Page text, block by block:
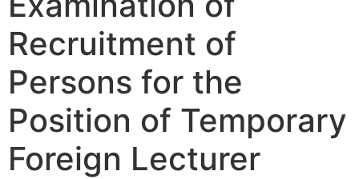
Recruitment of
Persons for the
Position of Temporary
Foreign Lecturer